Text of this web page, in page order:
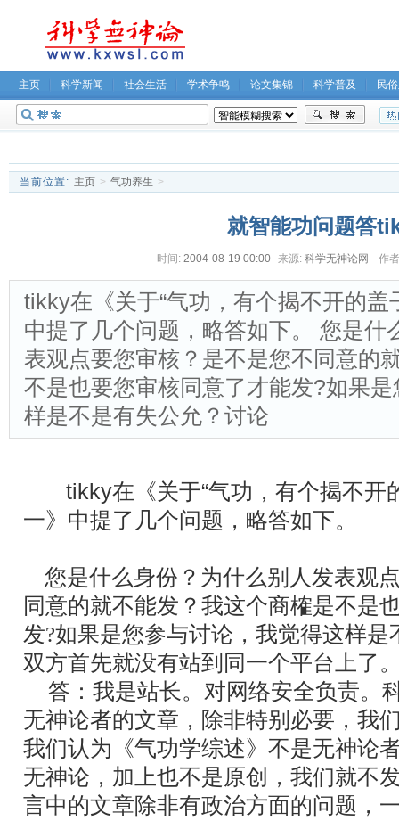
主页 科学新闻 社会生活 学术争鸣 论文集锦 科学普及 民
无神论坛
当前位置: 主页 > 气功养生 >
就智能功问题答
时间: 2004-08-19 00:00 来源: 科学无神论网 作
tikky在《关于“气功，有个揭不开的盖
中提了几个问题，略答如下。 您是什
表观点要您审核？是不是您不同意的
不是也要您审核同意了才能发?如果
样是不是有失公允？讨论
tikky在《关于“气功，有个揭不开
一》中提了几个问题，略答如下。
您是什么身份？为什么别人发表观
同意的就不能发？我这个商榷是不是
发?如果是您参与讨论，我觉得这样
双方首先就没有站到同一个平台上了
答：我是站长。对网络安全负责。
无神论者的文章，除非特别必要，我
我们认为《气功学综述》不是无神论
无神论，加上也不是原创，我们就不
言中的文章除非有政治方面的问题，